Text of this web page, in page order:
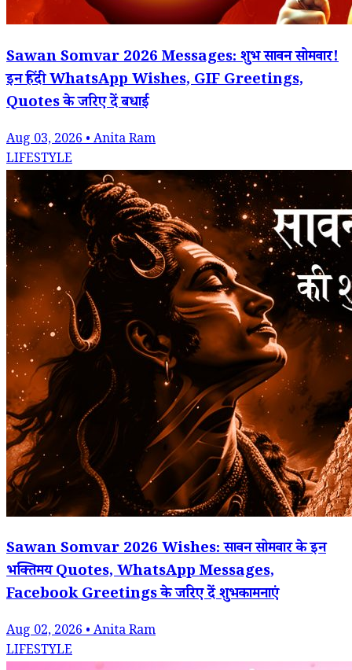
Sawan Somvar 2026 Messages: शुभ सावन सोमवार!
इन हिंदी WhatsApp Wishes, GIF Greetings,
Quotes के जरिए दें बधाई
Aug 03, 2026 • Anita Ram
LIFESTYLE
Sawan Somvar 2026 Wishes: सावन सोमवार के इन
भक्तिमय Quotes, WhatsApp Messages,
Facebook Greetings के जरिए दें शुभकामनाएं
Aug 02, 2026 • Anita Ram
LIFESTYLE